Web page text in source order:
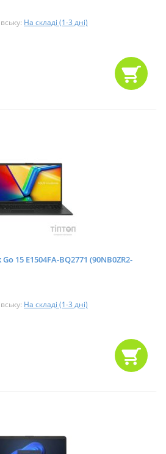
На складі (1-3 дні)
15 E1504FA-BQ2771 (90NB0ZR2-
На складі (1-3 дні)